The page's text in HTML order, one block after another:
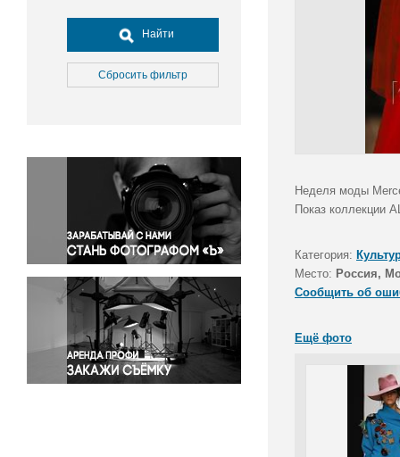
Досуг, туризм и отдых
Культура
Медицина
Окружающая среда
Политика
Правосудие
Происшествия и конфликты
Религия
Светская жизнь
Спорт
Экология
Экономика и бизнес
Найти
Сбросить фильтр
Неделя моды
Показ коллекции
Категория:
Место: Россия,
Сообщить об
Ещё фото